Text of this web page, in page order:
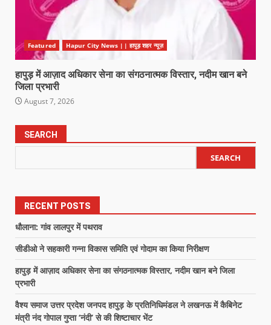
Featured Hapur City News || हापुड़ शहर न्यूज़
हापुड़ में आज़ाद अधिकार सेना का संगठनात्मक विस्तार, नदीम खान बने
जिला प्रभारी
August 7, 2026
SEARCH
SEARCH
RECENT POSTS
धौलाना: गांव लालपुर में पथराव
सीडीओ ने सहकारी गन्ना विकास समिति एवं गोदाम का किया निरीक्षण
हापुड़ में आज़ाद अधिकार सेना का संगठनात्मक विस्तार, नदीम खान बने जिला
प्रभारी
वैश्य समाज उत्तर प्रदेश जनपद हापुड़ के प्रतिनिधिमंडल ने लखनऊ में कैबिनेट
मंत्री नंद गोपाल गुप्ता ‘नंदी’ से की शिष्टाचार भेंट